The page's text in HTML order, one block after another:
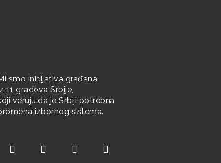
smo inicijativa građana,
11 gradova Srbije,
veruju da je Srbiji potrebna
izbornog sistema.